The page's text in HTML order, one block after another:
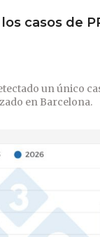
casos de
un único
en Barcelona.